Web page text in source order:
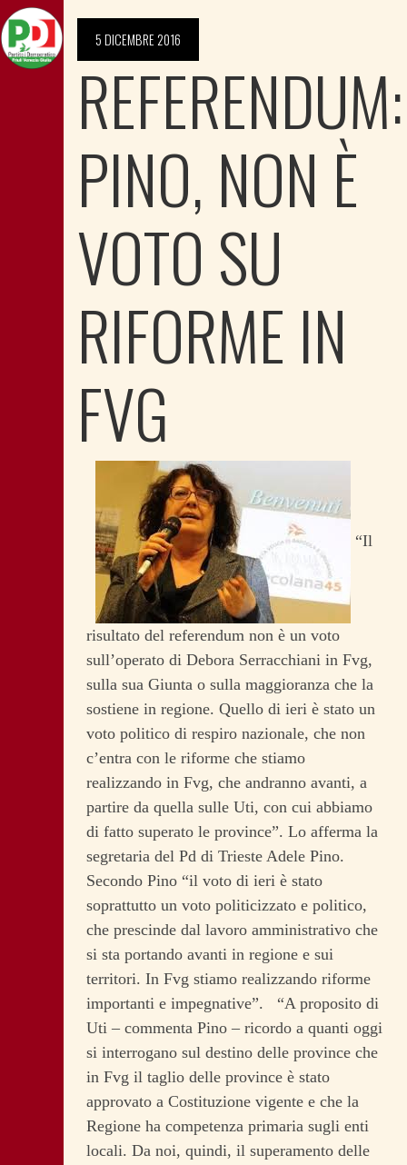
5 DICEMBRE 2016
REFERENDUM:
PINO, NON È
VOTO SU
RIFORME IN
FVG
“Il
risultato del referendum non è un voto
sull’operato di Debora Serracchiani in Fvg,
sulla sua Giunta o sulla maggioranza che la
sostiene in regione. Quello di ieri è stato un
voto politico di respiro nazionale, che non
c’entra con le riforme che stiamo
realizzando in Fvg, che andranno avanti, a
partire da quella sulle Uti, con cui abbiamo
di fatto superato le province”. Lo afferma la
segretaria del Pd di Trieste Adele Pino.
Secondo Pino “il voto di ieri è stato
soprattutto un voto politicizzato e politico,
che prescinde dal lavoro amministrativo che
si sta portando avanti in regione e sui
territori. In Fvg stiamo realizzando riforme
importanti e impegnative”. “A proposito di
Uti – commenta Pino – ricordo a quanti oggi
si interrogano sul destino delle province che
in Fvg il taglio delle province è stato
approvato a Costituzione vigente e che la
Regione ha competenza primaria sugli enti
locali. Da noi, quindi, il superamento delle